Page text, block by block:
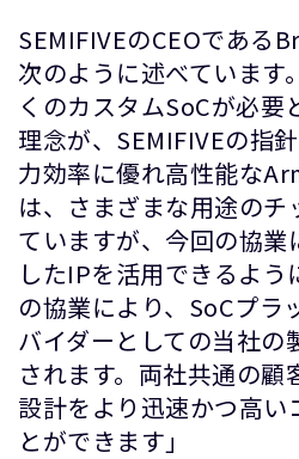
SEMIFIVEのCEOである
次のように述べています
くのカスタムSoCが必要
理念が、SEMIFIVEの指
力効率に優れ高性能な
は、さまざまな用途の
ていますが、今回の協業
したIPを活用できるよう
の協業により、SoCプラ
バイダーとしての当社の
されます。両社共通の顧
設計をより迅速かつ高い
とができます」